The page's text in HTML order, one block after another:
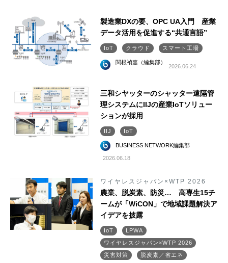
製造業DXの要、OPC UA入門 産業
データ活用を促進する“共通言語”
IoT クラウド スマート工場
関根禎嘉（編集部）
2026.06.24
三和シヤッターのシャッター遠隔管
理システムにIIJの産業IoTソリュー
ションが採用
IIJ IoT
BUSINESS NETWORK編集部
2026.06.18
ワイヤレスジャパン×WTP 2026
農業、脱炭素、防災… 高専生15チ
ームが「WiCON」で地域課題解決ア
イデアを披露
IoT
LPWA
ワイヤレスジャパン×WTP 2026
災害対策
脱炭素／省エネ